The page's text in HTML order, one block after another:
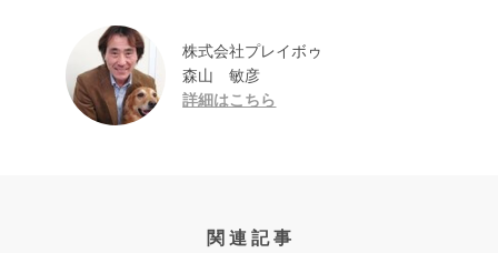
株式会社プレイボゥ
森山 敏彦
詳細はこちら
関連記事